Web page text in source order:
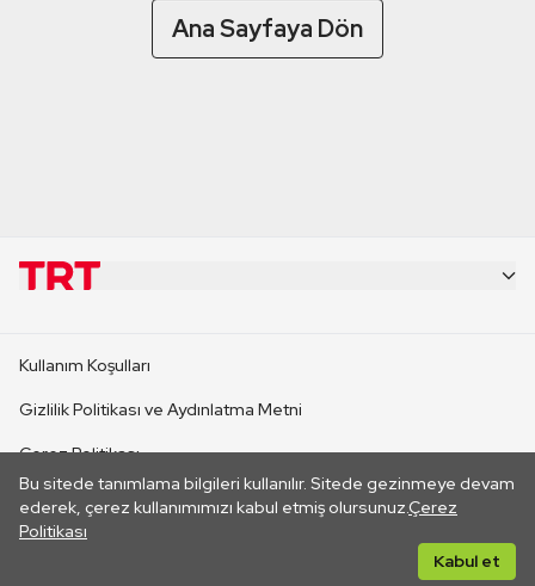
Ana Sayfaya Dön
Bu sitede tanımlama bilgileri kullanılır. Sitede gezinmeye devam
ederek, çerez kullanımımızı kabul etmiş olursunuz.Çerez
Politikası
Kabul et
CANLI YAYINLAR
Kullanım Koşulları
Gizlilik Politikası ve Aydınlatma Metni
Çerez Politikası
İletişim
Her hakkı saklıdır. ©2026 TRT. Bağlantı yoluyla gidilen dış